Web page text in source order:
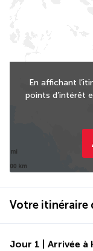
En affichant
points d’intérêt
Votre itinéraire
Jour 1 | Arrivée à